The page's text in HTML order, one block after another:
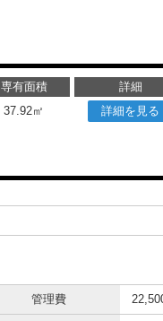
専有面積 詳細
37.92㎡ 詳細を見る
管理費